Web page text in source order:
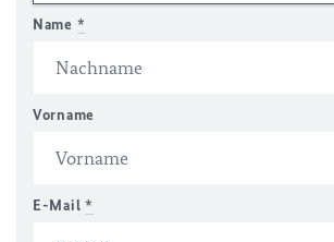
Name *
Vorname
E-Mail *